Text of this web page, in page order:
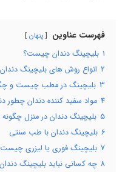
فهرست عناوین پنهان
1 بلیچینگ دندان چیست؟
2 انواع روش های بلیچینگ دندان
3 بلیچینگ در مطب چیست و
4 مواد سفید کننده دندان چطور
5 بلیچینگ دندان در منزل
6 بلیچینگ دندان با طب سنتی
7 بلیچینگ فوری یا لیزری
8 چه کسانی نباید بلیچینگ